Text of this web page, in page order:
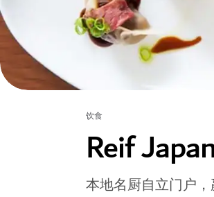
饮食
Reif
本地名厨自立门户